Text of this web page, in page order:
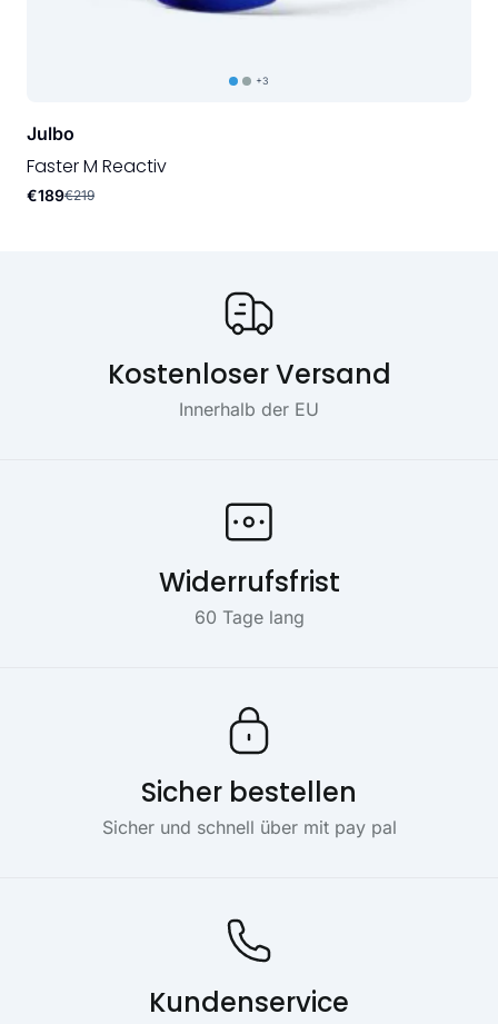
+3
Julbo
Faster M Reactiv
€189€219
Kostenloser Versand
Innerhalb der EU
Widerrufsfrist
60 Tage lang
Sicher bestellen
Sicher und schnell über mit pay pal
Kundenservice